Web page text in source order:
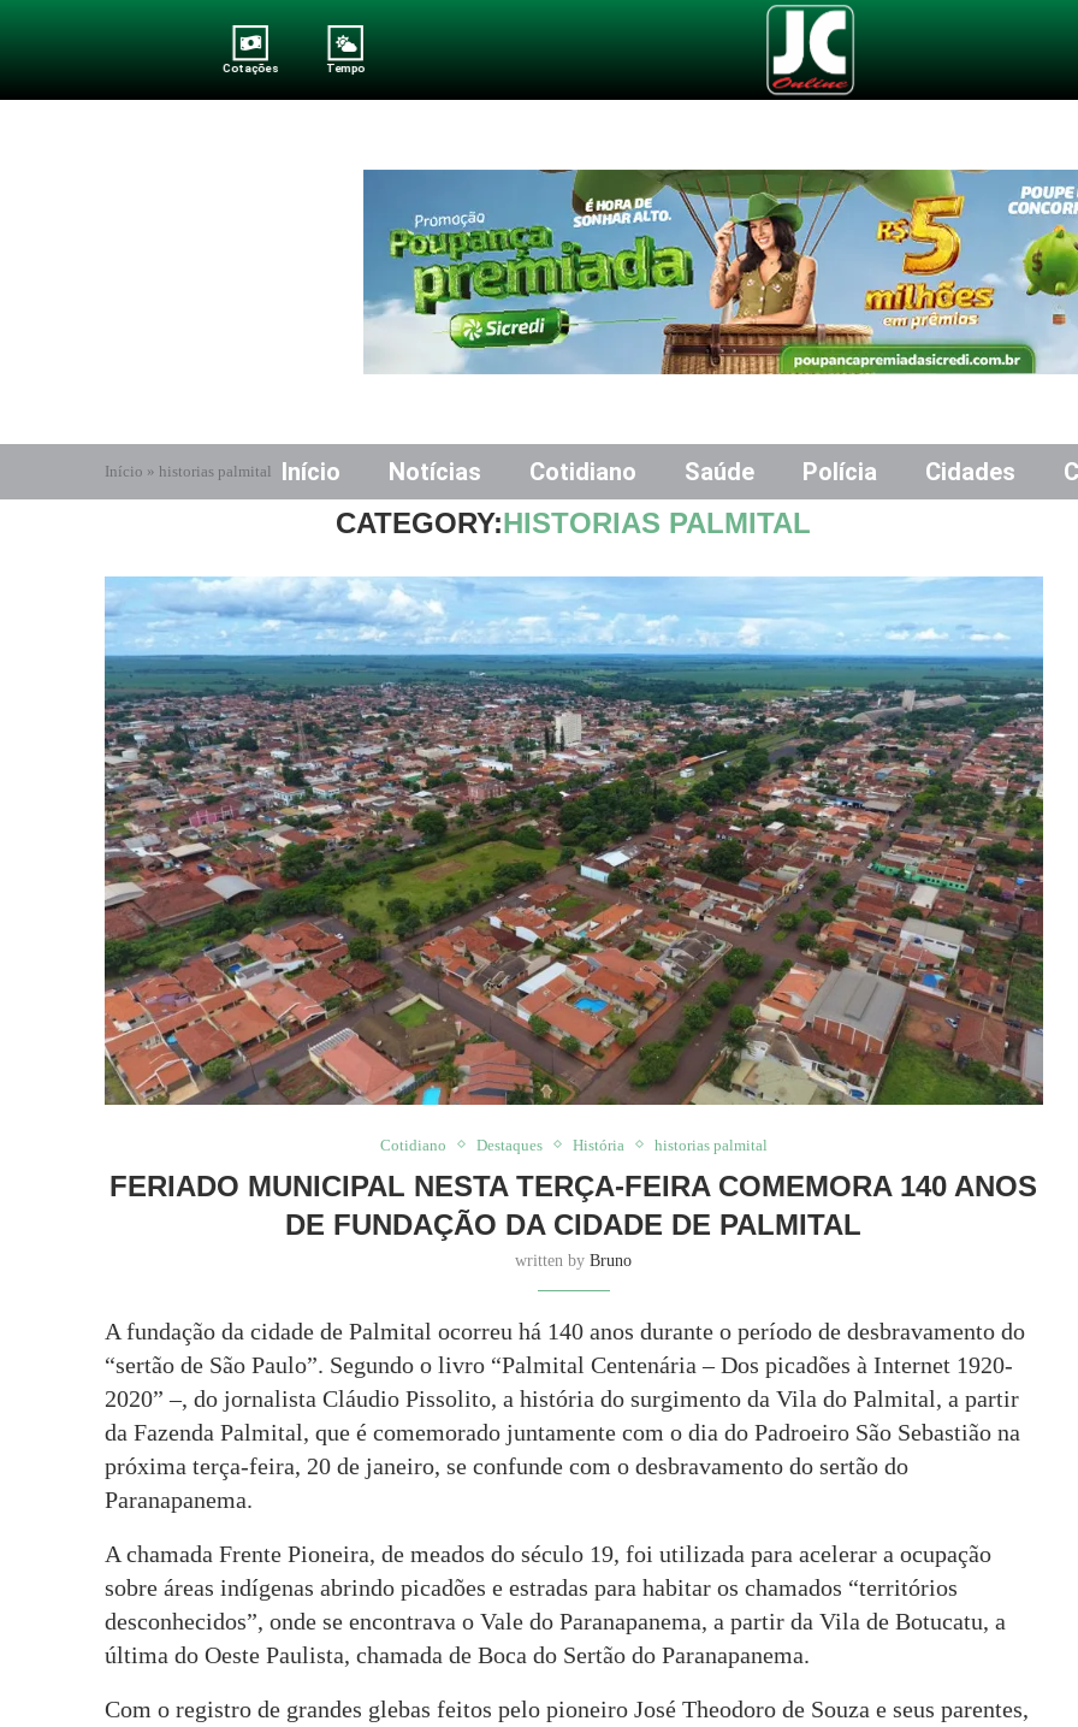
Cotações Tempo
Início Notícias Cotidiano Saúde Polícia Cidades
Início » historias palmital
CATEGORY:HISTORIAS PALMITAL
Cotidiano Destaques História historias palmital
FERIADO MUNICIPAL NESTA TERÇA-FEIRA COMEMORA 140 ANOS
DE FUNDAÇÃO DA CIDADE DE PALMITAL
written byBruno
A fundação da cidade de Palmital ocorreu há 140 anos durante o período de desbravamento do
“sertão de São Paulo”. Segundo o livro “Palmital Centenária – Dos picadões à Internet 1920-
2020” –, do jornalista Cláudio Pissolito, a história do surgimento da Vila do Palmital, a partir
da Fazenda Palmital, que é comemorado juntamente com o dia do Padroeiro São Sebastião na
próxima terça-feira, 20 de janeiro, se confunde com o desbravamento do sertão do
Paranapanema.
A chamada Frente Pioneira, de meados do século 19, foi utilizada para acelerar a ocupação
sobre áreas indígenas abrindo picadões e estradas para habitar os chamados “territórios
desconhecidos”, onde se encontrava o Vale do Paranapanema, a partir da Vila de Botucatu, a
última do Oeste Paulista, chamada de Boca do Sertão do Paranapanema.
Com o registro de grandes glebas feitos pelo pioneiro José Theodoro de Souza e seus parentes,